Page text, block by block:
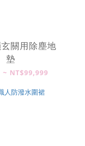
關用除塵地
墊
~ NT$99,999